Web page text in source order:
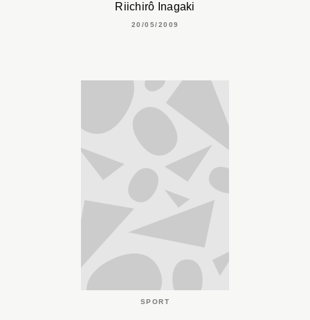
Riichirô Inagaki
20/05/2009
SPORT